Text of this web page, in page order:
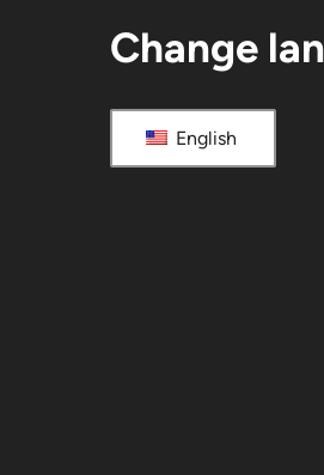
Change
English